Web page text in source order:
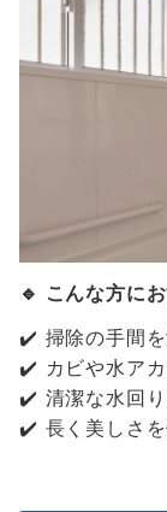
🔹 こんな方に
✔️ 掃除の手間
✔️ カビや水ア
✔️ 清潔な水回
✔️ 長く美しさ